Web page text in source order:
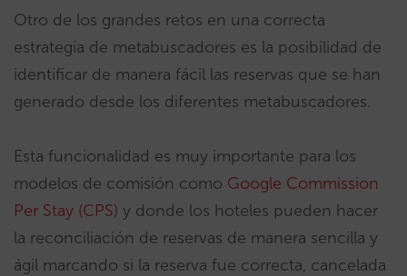
Otro de los grandes retos en una correcta
estrategia de metabuscadores es la posibilidad de
identificar de manera fácil las reservas que se han
generado desde los diferentes metabuscadores.
Esta funcionalidad es muy importante para los
modelos de comisión como Google Commission
Per Stay (CPS) y donde los hoteles pueden hacer
la reconciliación de reservas de manera sencilla y
ágil marcando si la reserva fue correcta, cancelada